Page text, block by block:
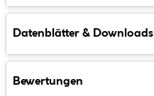
Datenblätter & Downloads
Bewertungen